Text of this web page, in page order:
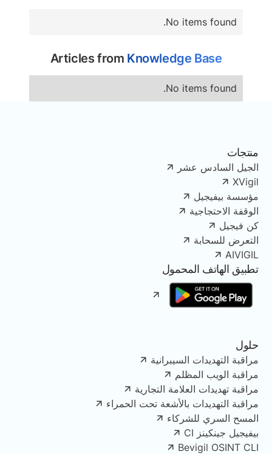
No items found.
Articles from Knowledge Base
No items found.
منتجات
الجيل السادس عشر
XVigil
مؤسسة بيفيجيل
الوقفة الاحتجاجية
كن فيجيل
التعرض للسحابة
AIVIGIL
تطبيق الهاتف المحمول
حلول
مراقبة التهديدات السيبرانية
مراقبة الويب المظلم
مراقبة تهديدات العلامة التجارية
مراقبة التهديدات بالأشعة تحت الحمراء
المسح السري للشركاء
بيفيجيل جينكينز CI
Bevigil OSINT CLI